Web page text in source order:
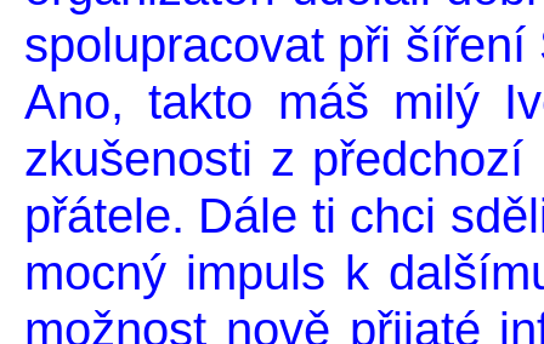
spolupracovat při
Ano, takto máš milý
zkušenosti z
přátele. Dále ti chci
mocný impuls k
možnost nově přijaté